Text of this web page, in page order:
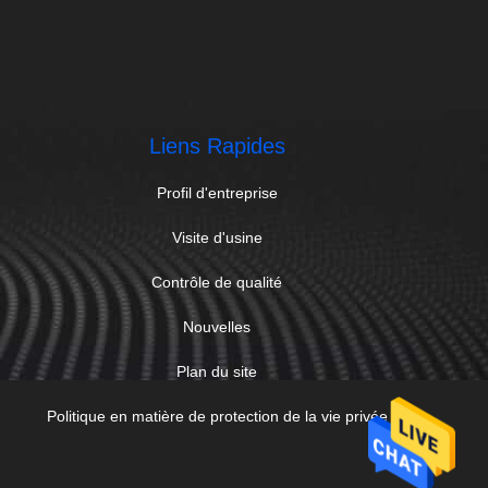
Liens Rapides
Profil d'entreprise
Visite d'usine
Contrôle de qualité
Nouvelles
Plan du site
Politique en matière de protection de la vie privée